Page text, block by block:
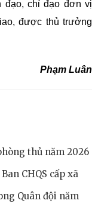
đạo, chỉ đạo đơn vị
được thủ trưởng
Phạm Luân
thủ năm 2026
CHQS cấp xã
Quân đội năm